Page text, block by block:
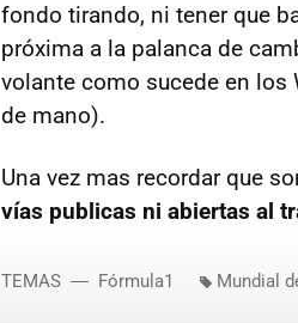
fondo tirando, ni tener que
próxima a la palanca de
volante como sucede en los
de mano).
Una vez mas recordar que
vías publicas ni abiertas al
TEMAS Fórmula1 Mundial